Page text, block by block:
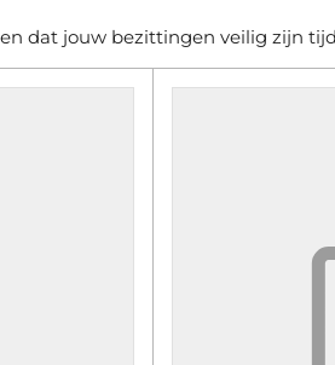
dat jouw bezittingen veilig zijn